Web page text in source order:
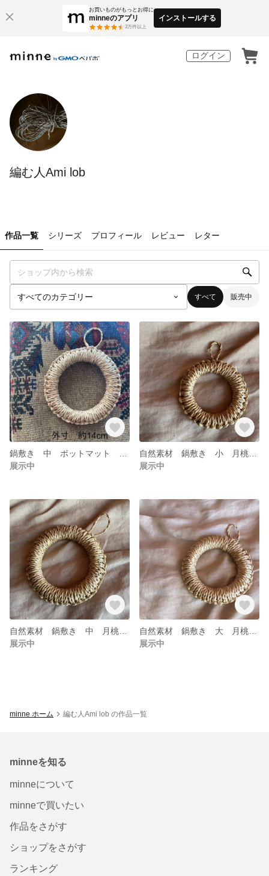
お買いものがもっとお得に
minneのアプリ
3万件以上
インストールする
ログイン
編む人Ami lob
作品一覧 シリーズ プロフィール レビュー レター
すべて 販売中
展示中
展示中
展示中
展示中
minne ホーム 編む人Ami lob の作品一覧
minneを知る
minneについて
minneで買いたい
作品をさがす
ショップをさがす
ランキング